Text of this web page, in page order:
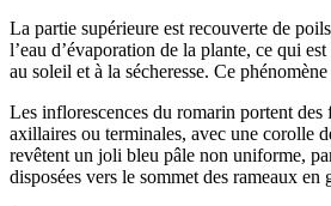
La partie supérieure est recouverte de
l’eau d’évaporation de la plante, ce qui
au soleil et à la sécheresse. Ce
Les inflorescences du romarin portent des
axillaires ou terminales, avec une corolle
revêtent un joli bleu pâle non uniforme,
disposées vers le sommet des rameaux en